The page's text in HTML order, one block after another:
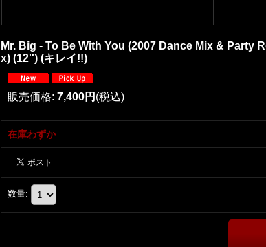
Mr. Big - To Be With You (2007 Dance Mix & Party
x) (12'') (キレイ!!)
販売価格: 7,400円 (税込)
在庫わずか
数量: